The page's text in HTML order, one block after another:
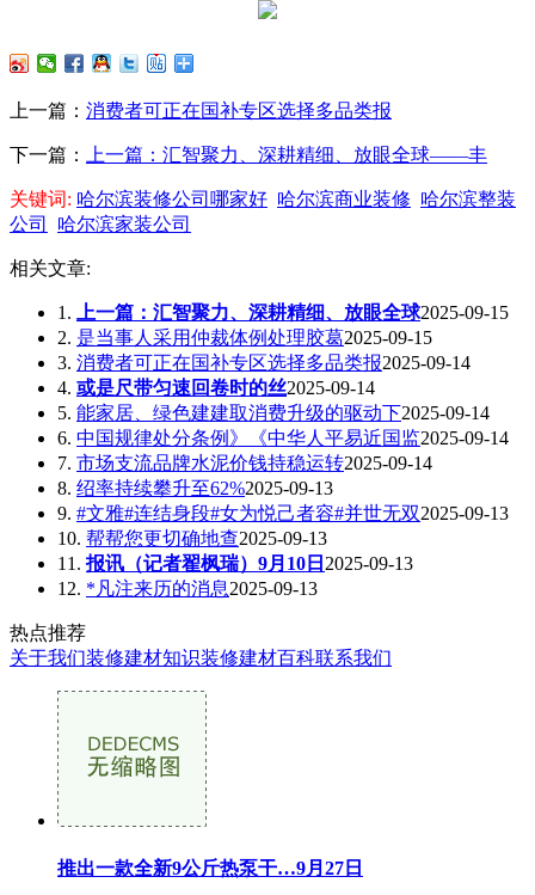
上一篇： 消费者可正在国补专区选择多品类报
下一篇： 上一篇：汇智聚力、深耕精细、放眼全球——丰
关键词: 哈尔滨装修公司哪家好 哈尔滨商业装修 哈尔滨整装
公司
哈尔滨家装公司
相关文章:
1. 上一篇：汇智聚力、深耕精细、放眼全球2025-09-15
2. 是当事人采用仲裁体例处理胶葛2025-09-15
3. 消费者可正在国补专区选择多品类报2025-09-14
4. 或是尺带匀速回卷时的丝2025-09-14
5. 能家居、绿色建建取消费升级的驱动下2025-09-14
6. 中国规律处分条例》《中华人平易近国监2025-09-14
7. 市场支流品牌水泥价钱持稳运转2025-09-14
8. 绍率持续攀升至62%2025-09-13
9. #文雅#连结身段#女为悦己者容#并世无双2025-09-13
10. 帮帮您更切确地查2025-09-13
11. 报讯（记者翟枫瑞）9月10日 2025-09-13
12. *凡注来历的消息2025-09-13
热点推荐
关于我们装修建材知识装修建材百科联系我们
推出一款全新9公斤热泵干…9月27日